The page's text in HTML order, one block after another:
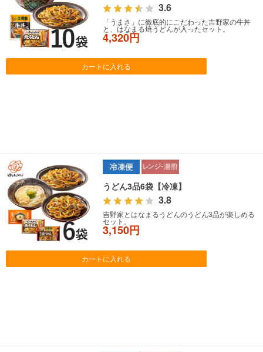
3.6
「うまさ」に徹底的にこだわった吉野家の牛丼
と、はなまる焼うどんが入ったセット。
4,320円
カートに入れる
うどん3品6袋【冷凍】
3.8
吉野家とはなまるうどんのうどん3品が楽しめる
セット。
3,150円
カートに入れる